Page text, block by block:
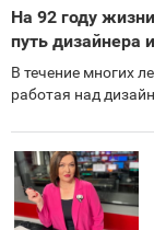
На 92 году
путь дизайнера
В течение многих
работая над